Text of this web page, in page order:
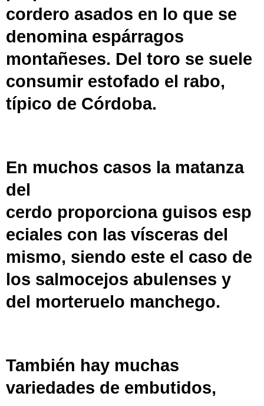
cordero asados en lo que se
denomina espárragos
montañeses. Del toro se suele
consumir estofado el rabo,
típico de Córdoba.
En muchos casos la matanza
del
cerdo proporciona guisos esp
eciales con las vísceras del
mismo, siendo este el caso de
los salmocejos abulenses y
del morteruelo manchego.
También hay muchas
variedades de embutidos,